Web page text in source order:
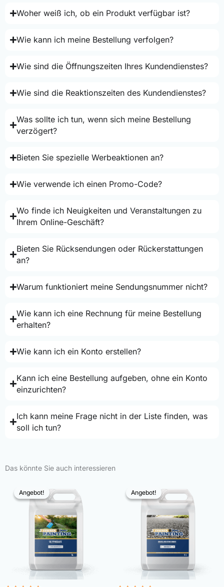
Woher weiß ich, ob ein Produkt verfügbar ist?
Wie kann ich meine Bestellung verfolgen?
Wie sind die Öffnungszeiten Ihres Kundendienstes?
Wie sind die Reaktionszeiten des Kundendienstes?
Was sollte ich tun, wenn sich meine Bestellung
verzögert?
Bieten Sie spezielle Werbeaktionen an?
Wie verwende ich einen Promo-Code?
Wo finde ich Neuigkeiten und Veranstaltungen zu
Ihrem Online-Geschäft?
Bieten Sie Rücksendungen oder Rückerstattungen
an?
Warum funktioniert meine Sendungsnummer nicht?
Wie kann ich eine Rechnung für meine Bestellung
erhalten?
Wie kann ich ein Konto erstellen?
Kann ich eine Bestellung aufgeben, ohne ein Konto
einzurichten?
Ich kann meine Frage nicht in der Liste finden, was
soll ich tun?
Das könnte Sie auch interessieren
Angebot!
Angebot! Angebot!
Angebot!